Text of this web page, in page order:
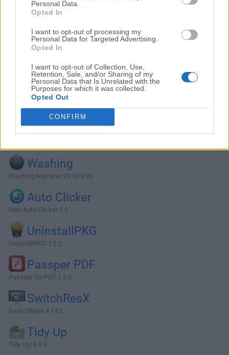
Personal Data.
Opted In
I want to opt-out of processing my
Personal Data for Targeted Advertising.
Opted In
I want to opt-out of Collection, Use,
Retention, Sale, and/or Sharing of my
Personal Data that Is Unrelated with the
Purposes for which it was collected.
Opted Out
CONFIRM
Alternativas y Software Similar
Washing
Washing Machine X9 10.9.26
Auto Clicker
Mac Auto Clicker 1.1
UninstallPKG
UninstallPKG 1.2.2
Passper PDF
Passper for PDF 1.3.0
SwitchResX
SwitchResX 4.14.2
Tidy Up
Tidy Up! 6.0.6